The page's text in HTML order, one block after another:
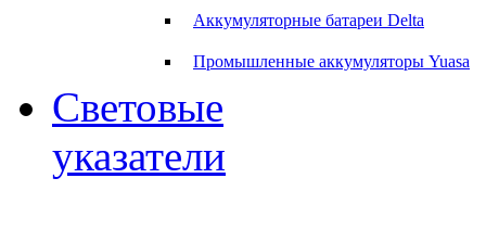
Аккумуляторные батареи Delta
Промышленные аккумуляторы Yuasa
Световые
указатели